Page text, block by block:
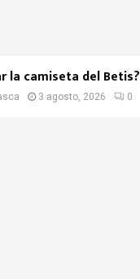
la camiseta del Betis?
3 agosto, 2026 0